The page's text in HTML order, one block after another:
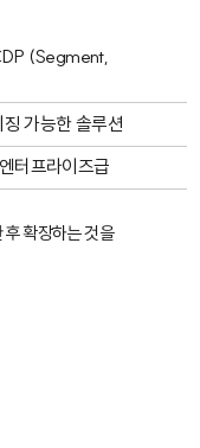
(Segment,
가능한 솔루션
터프라이즈급
확장하는 것을